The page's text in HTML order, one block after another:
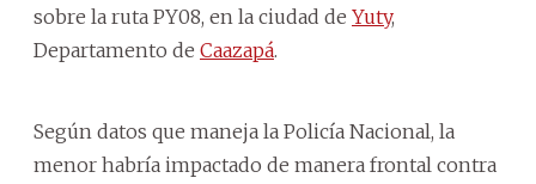
sobre la ruta PY08, en la ciudad de Yuty,
Departamento de Caazapá.
Según datos que maneja la Policía Nacional, la
menor habría impactado de manera frontal contra